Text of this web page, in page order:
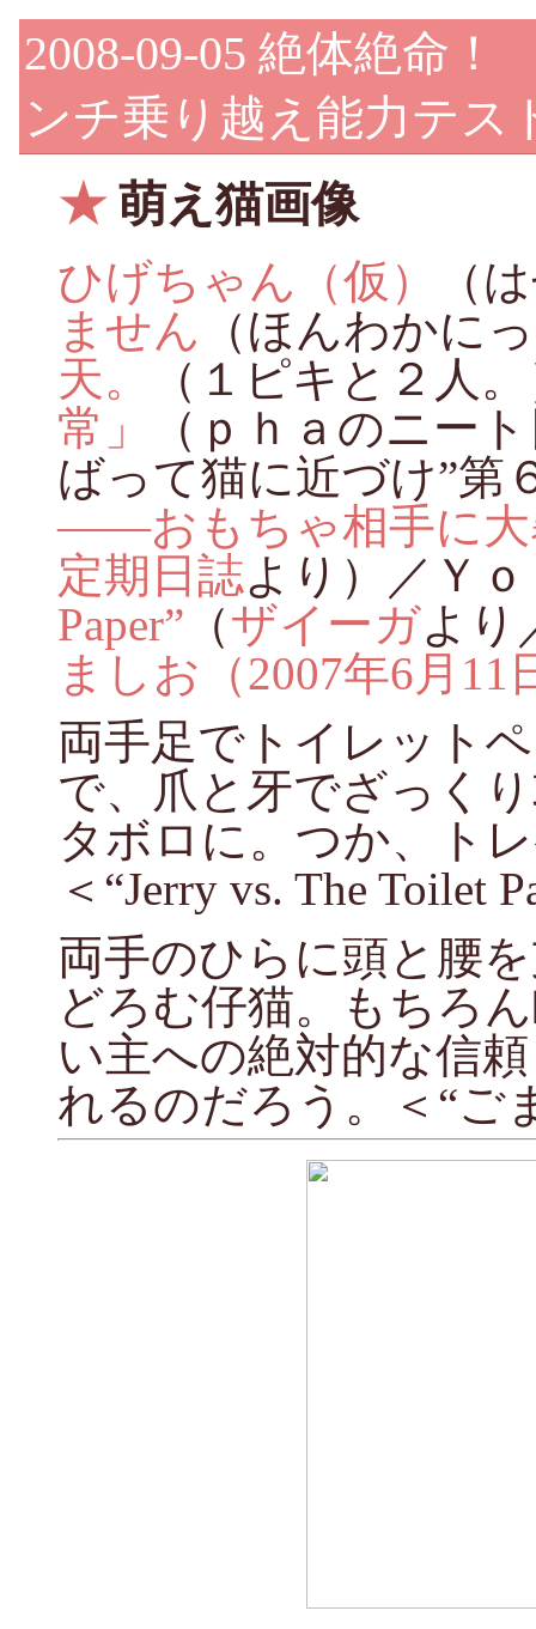
2008-09-05 絶体絶命
ンチ乗り越え能力テ
★萌え猫画像
ひげちゃん（仮）
（
ません （ほんわかに
天。
（１ピキと２人
常」
（ｐｈａのニー
ばって猫に近づけ”第
――おもちゃ相手に大
定期日誌より）／Ｙ
Paper” （ザイーガより
ましお（2007年6月11
両手足でトイレット
で、爪と牙でざっく
タボロに。つか、ト
＜“Jerry vs. The Toilet
両手のひらに頭と腰
どろむ仔猫。もちろ
い主への絶対的な信
れるのだろう。＜“ご